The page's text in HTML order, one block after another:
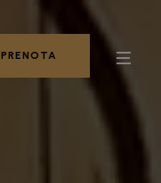
PRENOTA
PRENOTA